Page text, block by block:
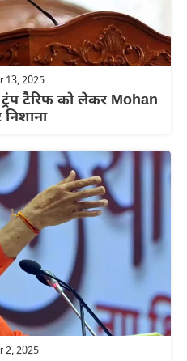
13, 2025
टैरिफ को लेकर Mohan
2, 2025